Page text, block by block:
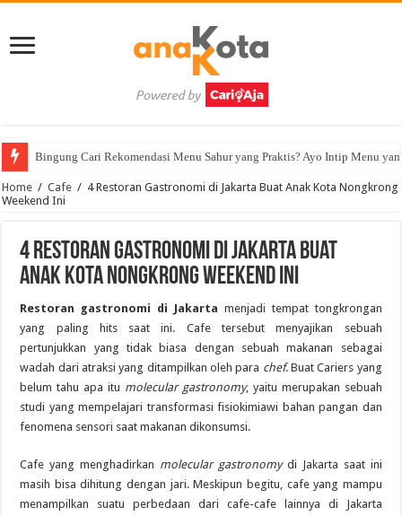
Bingung Cari Rekomendasi Menu Sahur yang Praktis? Ayo Intip Menu
Home / Cafe / 4 Restoran Gastronomi di Jakarta Buat Anak Kota Nongkrong
Weekend Ini
4 Restoran Gastronomi di Jakarta Buat
Anak Kota Nongkrong Weekend Ini
Restoran gastronomi di Jakarta menjadi tempat tongkrongan
yang paling hits saat ini. Cafe tersebut menyajikan sebuah
pertunjukkan yang tidak biasa dengan sebuah makanan sebagai
wadah dari atraksi yang ditampilkan oleh para chef. Buat Cariers yang
belum tahu apa itu molecular gastronomy, yaitu merupakan sebuah
studi yang mempelajari transformasi fisiokimiawi bahan pangan dan
fenomena sensori saat makanan dikonsumsi.
Cafe yang menghadirkan molecular gastronomydi Jakarta saat ini
masih bisa dihitung dengan jari. Meskipun begitu, cafe yang mampu
menampilkan suatu perbedaan dari cafe-cafe lainnya di Jakarta